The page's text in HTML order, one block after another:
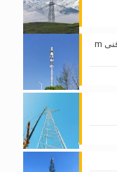
برج آنتن مخابراتی تک قطبی | 25مشخصات فنی m